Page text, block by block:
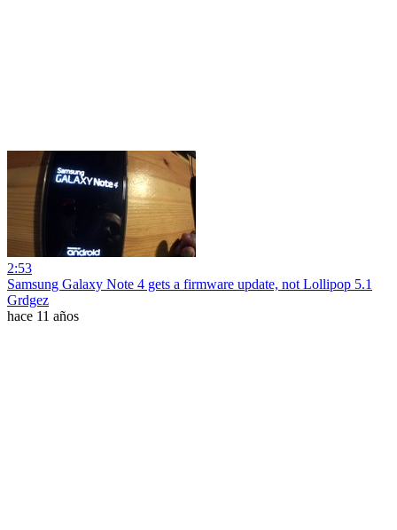
2:53
Samsung Galaxy Note 4 gets a firmware update, not Lollipop 5.1
Grdgez
hace 11 años